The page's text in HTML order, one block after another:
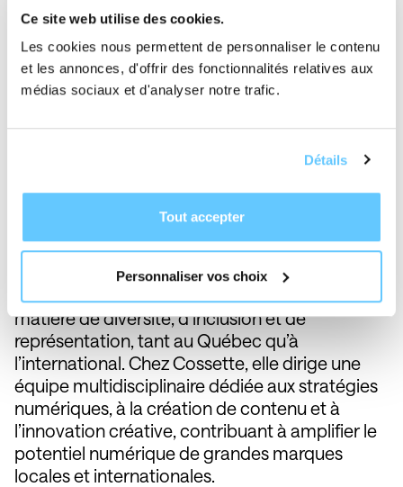
Ce site web utilise des cookies.
Les cookies nous permettent de personnaliser le contenu
et les annonces, d'offrir des fonctionnalités relatives aux
médias sociaux et d'analyser notre trafic.
Détails
Tout accepter
Personnaliser vos choix
l’âme des histoires qui nous rassemblent.
Chris Bergeron
Stratège créative | Leader numérique |
Conférencière
communication. Elle a collaboré avec des
occupé des postes clés en tant que directrice
de création en publicité.
Après avoir fait son coming out comme femme
trans, elle est devenue une voix influente en
matière de diversité, d’inclusion et de
représentation, tant au Québec qu’à
l’international. Chez Cossette, elle dirige une
équipe multidisciplinaire dédiée aux stratégies
numériques, à la création de contenu et à
l’innovation créative, contribuant à amplifier le
potentiel numérique de grandes marques
locales et internationales.